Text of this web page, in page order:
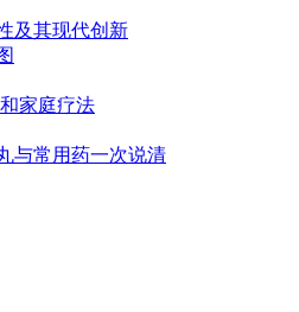
及其现代创新
家庭疗法
与常用药一次说清